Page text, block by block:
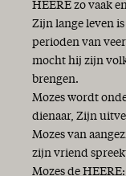
HEERE zo vaak
Zijn lange leven
perioden van
mocht hij zijn
brengen.
Mozes wordt
dienaar, Zijn
Mozes van
zijn vriend
Mozes de